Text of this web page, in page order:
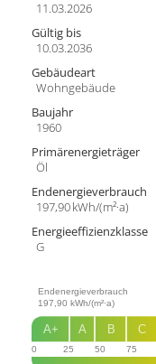
11.03.2026
Gültig bis
10.03.2036
Gebäudeart
Wohngebäude
Baujahr
1960
Primärenergieträger
Öl
Endenergie­verbrauch
197,90 kWh/(m²·a)
Energie­effizienz­klasse
G
0 25 50 75
C
B
A
A+
Endenergieverbrauch
197,90 kWh/(m²·a)